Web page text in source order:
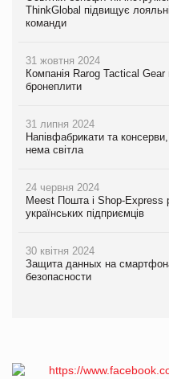
ThinkGlobal підвищує
команди
31 жовтня 2024
Компанія Rarog Tactical Gear
бронеплити
31 липня 2024
Напівфабрикати та
нема світла
24 червня 2024
Meest Пошта і Shop-
українських підприємців
30 квітня 2024
Защита данных на
безопасности